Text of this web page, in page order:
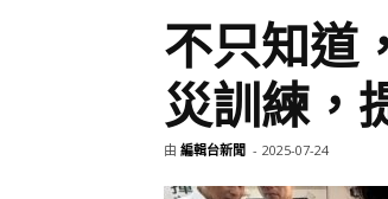
不只知道
災訓練，
由 編輯台新聞 - 2025-07-24